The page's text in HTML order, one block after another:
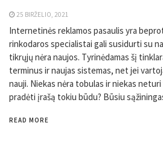
25 BIRŽELIO, 2021
Internetinės reklamos pasaulis yra
rinkodaros specialistai gali susidurti su
tikrųjų nėra naujos. Tyrinėdamas šį
terminus ir naujas sistemas, net jei
nauji. Niekas nėra tobulas ir niekas
pradėti įrašą tokiu būdu? Būsiu
READ MORE